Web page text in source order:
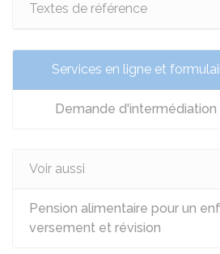
Textes de référence
Services en ligne et
Demande d'intermédiation
Voir aussi
Pension alimentaire pour un
versement et révision